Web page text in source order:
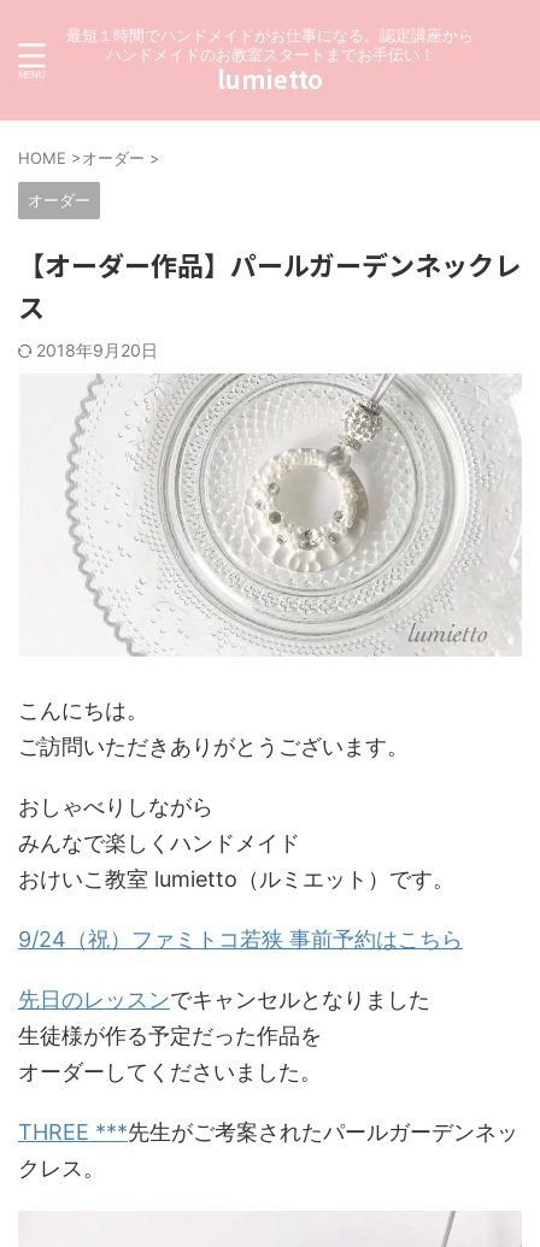
最短１時間でハンドメイドがお仕事になる。認定講座から
ハンドメイドのお教室スタートまでお手伝い！
lumietto
HOME >オーダー >
オーダー
【オーダー作品】パールガーデンネックレ
ス
2018年9月20日
こんにちは。
ご訪問いただきありがとうございます。
おしゃべりしながら
みんなで楽しくハンドメイド
おけいこ教室 lumietto（ルミエット）です。
9/24 （祝）ファミトコ若狭 事前予約はこちら
先日のレッスンでキャンセルとなりました
生徒様が作る予定だった作品を
オーダーしてくださいました。
THREE ***先生がご考案されたパールガーデンネッ
クレス。